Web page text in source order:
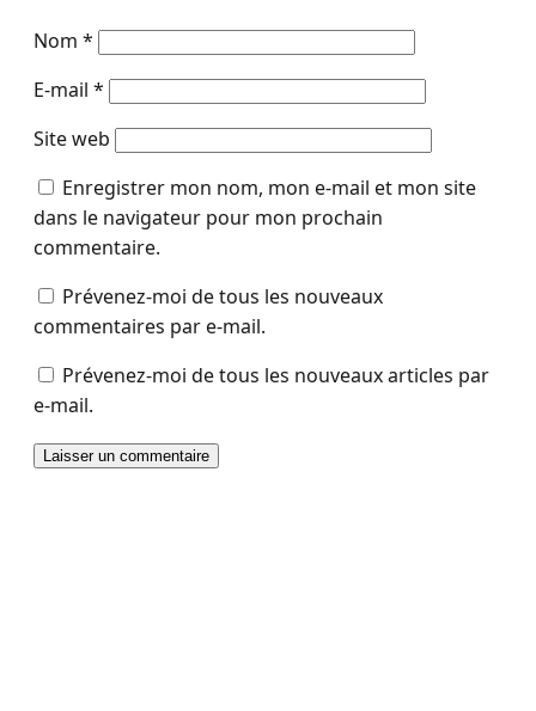
Nom *
E-mail *
Site web
Enregistrer mon nom, mon e-mail et mon site
dans le navigateur pour mon prochain
commentaire.
Prévenez-moi de tous les nouveaux
commentaires par e-mail.
Prévenez-moi de tous les nouveaux articles par
e-mail.